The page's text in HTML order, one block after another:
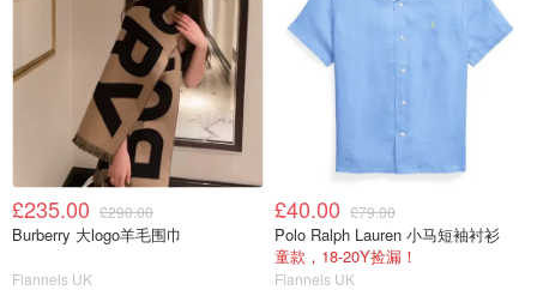
£235.00 £290.00
Burberry 大logo羊毛围巾
Flannels UK
£40.00 £79.00
Polo Ralph Lauren 小马短袖衬衫
童款，18-20Y捡漏！
Flannels UK